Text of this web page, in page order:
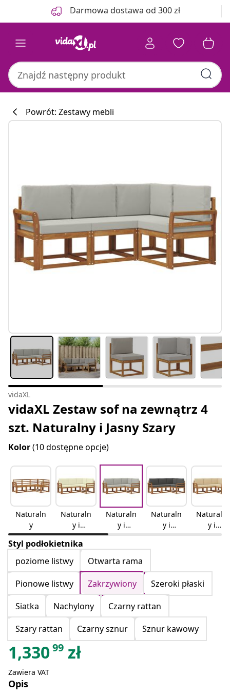
Darmowa dostawa od 300 zł
Powrót: Zestawy mebli
vidaXL
vidaXL Zestaw sof na zewnątrz 4
szt. Naturalny i Jasny Szary
Kolor(10 dostępne opcje)
Naturaln
y
Naturaln
y i
kremowy
Naturaln
y i
jasnoszar
y
Naturaln
y i
antracyto
Naturaln
y i
beżowy
Styl podłokietnika
poziome listwy
Otwarta rama
Pionowe listwy
Zakrzywiony
Szeroki płaski
Siatka
Nachylony
Czarny rattan
Szary rattan
Czarny sznur Sznur kawowy
1,33099 zł
Zawiera VAT
Opis